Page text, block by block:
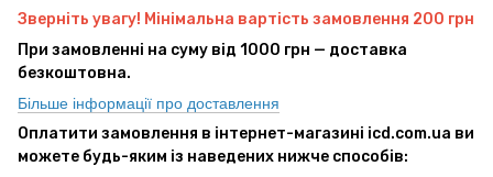
Зверніть увагу! Мінімальна вартість замовлення 200 грн
При замовленні на суму від 1000 грн — доставка
безкоштовна.
Більше інформації про доставлення
Оплатити замовлення в інтернет-магазині icd.com.ua ви
можете будь-яким із наведених нижче способів: